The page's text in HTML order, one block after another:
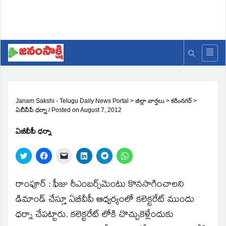
Janam Sakshi - Telugu Daily News Portal > జిల్లా వార్తలు > కరీంనగర్ >
ఏబీవీపీ ధర్నా / Posted on August 7, 2012
ఏబీవీపీ ధర్నా
Click
to
Twitter
(Opens
new
Click
to
Facebook
(Opens
in
new
window)
Click
link
to
a
friend
in
new
Click
to
LinkedIn
(Opens
in
new
window)
Click
to
Telegram
(Opens
new
window)
Click
to
WhatsApp
(Opens
in
new
window)
రాంపూర్‌ : ఫీజు రీఎంబర్స్‌మెంటు కొనసాగించాలని
డిమాండ్‌ చేస్తూ ఏబీవీపీ ఆధ్వర్యంలో కలెక్టరేట్‌ ముందు
ధర్నా చేపట్టారు. కలెక్టరేట్‌ లోకి చొచ్చుకెళ్లేందుకు